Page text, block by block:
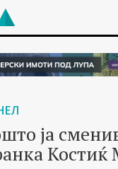
ја
Костиќ